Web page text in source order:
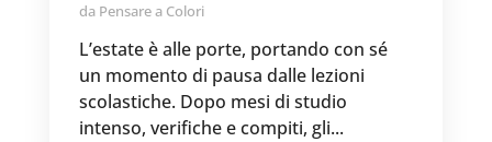
da Pensare a Colori
L’estate è alle porte, portando con sé
un momento di pausa dalle lezioni
scolastiche. Dopo mesi di studio
intenso, verifiche e compiti, gli...